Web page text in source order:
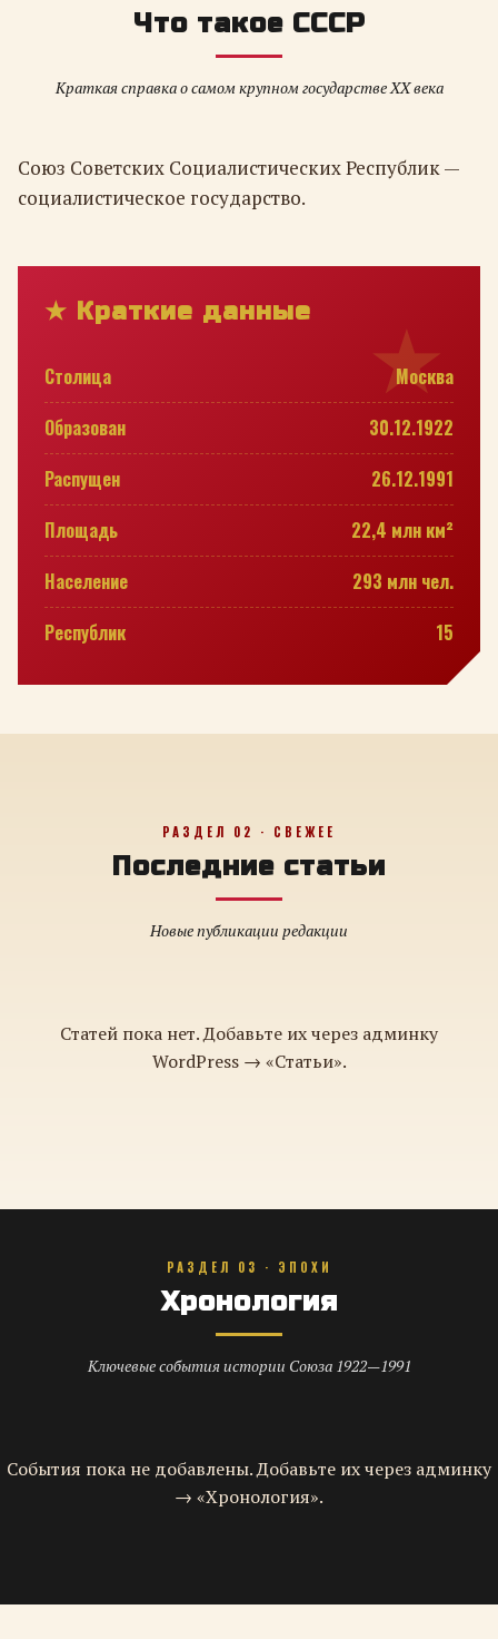
Что такое СССР
Краткая справка о самом крупном государстве XX века
Союз Советских Социалистических Республик —
социалистическое государство.
★ Краткие данные
Столица
Москва
Образован
30.12.1922
Распущен
26.12.1991
Площадь
22,4 млн км²
Население
293 млн чел.
Республик
15
РАЗДЕЛ 02 · СВЕЖЕЕ
Последние статьи
Новые публикации редакции
Статей пока нет. Добавьте их через админку
WordPress → «Статьи».
РАЗДЕЛ 03 · ЭПОХИ
Хронология
Ключевые события истории Союза 1922—1991
События пока не добавлены. Добавьте их через админку
→ «Хронология».